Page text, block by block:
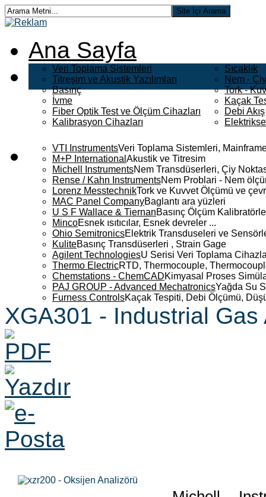
Ana Sayfa
Veri Toplama Sistemleri
Titreşim ve Akustik Yazılımları
Basınç
İvme
Fiber Optik Test ve Ölçüm Cihazları
Kalibrasyon Cihazları
Sıcaklık
Nem -
Tork -
Kaçak
Debi Akış
VTI InstrumentsVeri Toplama Sistemleri,
M+P International Akustik ve Titresim
Michell InstrumentsNem Transdüserleri, Çiy
Rense / Kahn InstrumentsNem Problari - Nem
Lorenz MesstechnikTork ve Kuvvet Ölçümü ve
MAC Panel CompanyBaglantı ara yüzleri
U S F Wallace & TiernanBasınç Ölçüm
MincoEsnek ısıtıcılar, Esnek devreler ...
Ohio SemitronicsElektrik Transduseleri ve
KuliteBasınç Transdüserleri , Strain Gage
Agilent TechnologiesU Serisi Veri Toplama
Thermo ElectricRTD, Thermocouple,
Chemstations - ChemCADKimyasal Proses
PAJ GROUP - Advanced MechatronicsYağda Su
Furness ControlsKaçak Tespiti, Debi Ölçümü,
XGA301 - Industrial Gas